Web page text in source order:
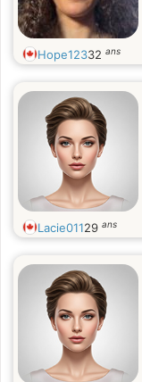
Hope12332 ans
Lacie01129 ans